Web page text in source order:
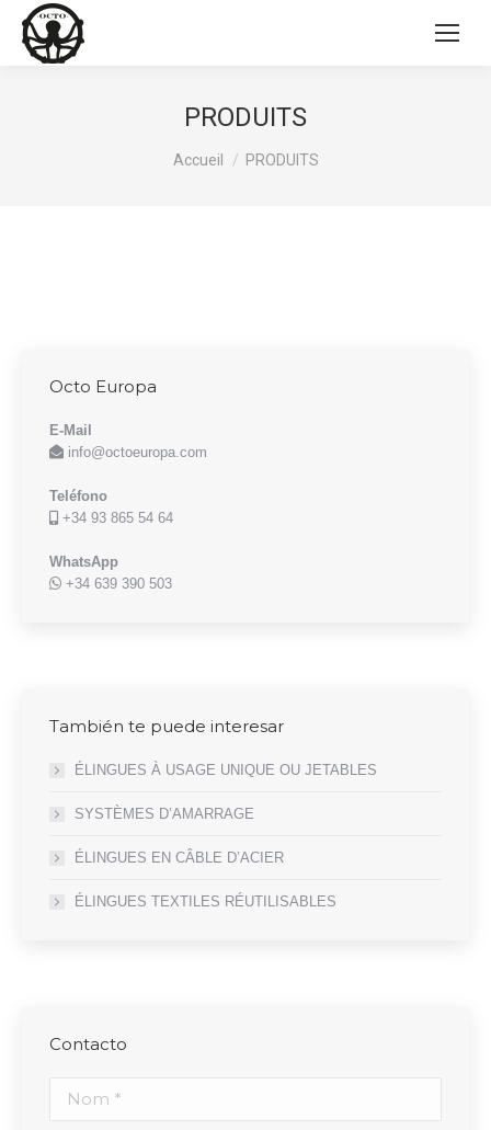
PRODUITS
Accueil PRODUITS
Octo Europa
E-Mail
info@octoeuropa.com
Teléfono
+34 93 865 54 64
WhatsApp
+34 639 390 503
También te puede interesar
ÉLINGUES À USAGE UNIQUE OU JETABLES
SYSTÈMES D’AMARRAGE
ÉLINGUES EN CÂBLE D’ACIER
ÉLINGUES TEXTILES RÉUTILISABLES
Contacto